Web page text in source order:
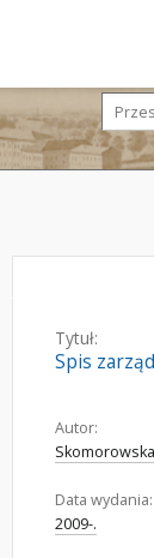
Tytuł:
Spis
Autor:
Data wydania:
2009-.